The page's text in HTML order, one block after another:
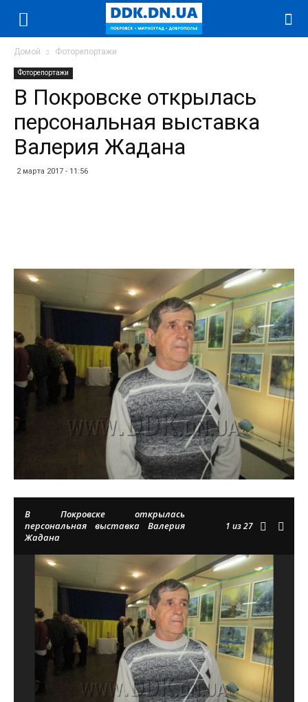
Домой Фоторепортажи
Фоторепортажи
В Покровске открылась
персональная выставка
Валерия Жадана
2 марта 2017 - 11:56
В Покровске открылась
персональная выставка Валерия
Жадана
1 из 27